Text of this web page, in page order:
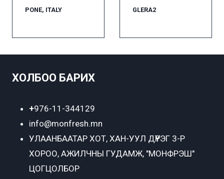
PONE, ITALY
GLERA2
ХОЛБОО БАРИХ
+976-11-344129
info@monfresh.mn
УЛААНБААТАР ХОТ, ХАН-УУЛ ДҮҮРЭГ 3-Р
ХОРОО, АЖИЛЧНЫ ГУДАМЖ, "МОНФРЭШ"
ЦОГЦОЛБОР